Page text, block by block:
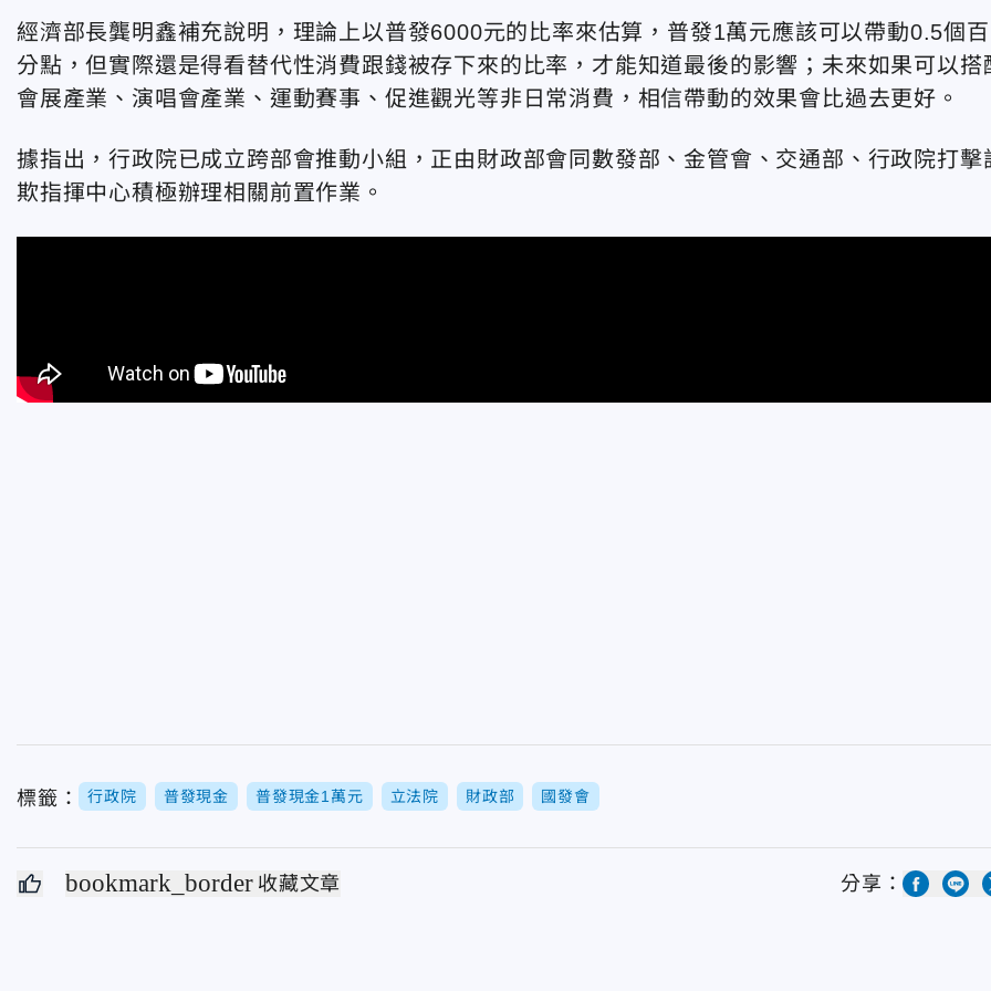
經濟部長龔明鑫補充說明，理論上以普發6000元的比率來估算，普發1萬元應該可以帶動0.5個百
分點，但實際還是得看替代性消費跟錢被存下來的比率，才能知道最後的影響；未來如果可以搭
會展產業、演唱會產業、運動賽事、促進觀光等非日常消費，相信帶動的效果會比過去更好。
據指出，行政院已成立跨部會推動小組，正由財政部會同數發部、金管會、交通部、行政院打擊
欺指揮中心積極辦理相關前置作業。
標籤： 行政院 普發現金 普發現金1萬元 立法院 財政部 國發會
bookmark_border 收藏文章 分享：